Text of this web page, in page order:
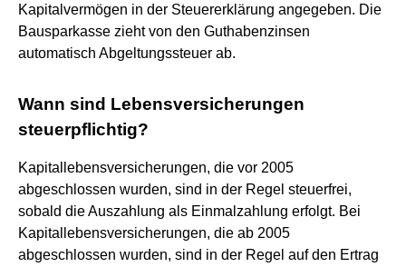
Kapitalvermögen in der Steuererklärung angegeben. Die
Bausparkasse zieht von den Guthabenzinsen
automatisch Abgeltungssteuer ab.
Wann sind Lebensversicherungen
steuerpflichtig?
Kapitallebensversicherungen, die vor 2005
abgeschlossen wurden, sind in der Regel steuerfrei,
sobald die Auszahlung als Einmalzahlung erfolgt. Bei
Kapitallebensversicherungen, die ab 2005
abgeschlossen wurden, sind in der Regel auf den Ertrag